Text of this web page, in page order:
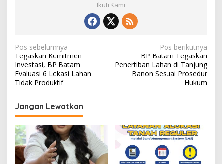
Ikuti Kami
N
a
v
g
a
s
i
p
Pos sebelumnya
Tegaskan Komitmen
Investasi, BP Batam
Evaluasi 6 Lokasi Lahan
Tidak Produktif
Pos berikutnya
BP Batam Tegaskan
Penertiban Lahan di Tanjung
Banon Sesuai Prosedur
Hukum
Jangan Lewatkan